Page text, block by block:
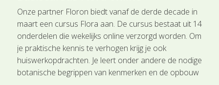
Onze partner Floron biedt vanaf de derde decade in
maart een cursus Flora aan. De cursus bestaat uit 14
onderdelen die wekelijks online verzorgd worden. Om
je praktische kennis te verhogen krijg je ook
huiswerkopdrachten. Je leert onder andere de nodige
botanische begrippen van kenmerken en de opbouw